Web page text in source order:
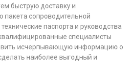
быструю доставку и
пакета сопроводительной
паспорта и руководства
специалисты
исчерпывающую информацию о
наиболее выгодный и